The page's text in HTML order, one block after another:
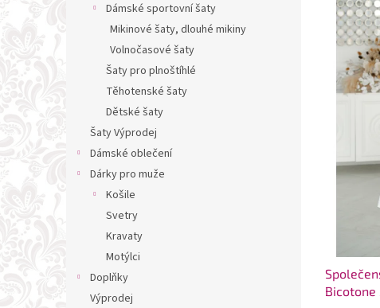
Dámské sportovní šaty
Mikinové šaty, dlouhé mikiny
Volnočasové šaty
Šaty pro plnoštíhlé
Těhotenské šaty
Dětské šaty
Šaty Výprodej
Dámské oblečení
Dárky pro muže
Košile
Svetry
Kravaty
Motýlci
Doplňky
Výprodej